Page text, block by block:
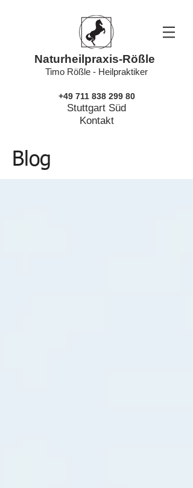
Naturheilpraxis-Rößle
Timo Rößle - Heilpraktiker
+49 711 838 299 80
Stuttgart Süd
Kontakt
Blog